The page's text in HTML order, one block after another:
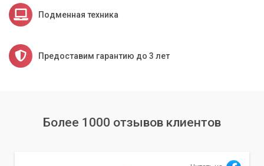
Подменная техника
Предоставим гарантию до 3 лет
Более 1000 отзывов клиентов